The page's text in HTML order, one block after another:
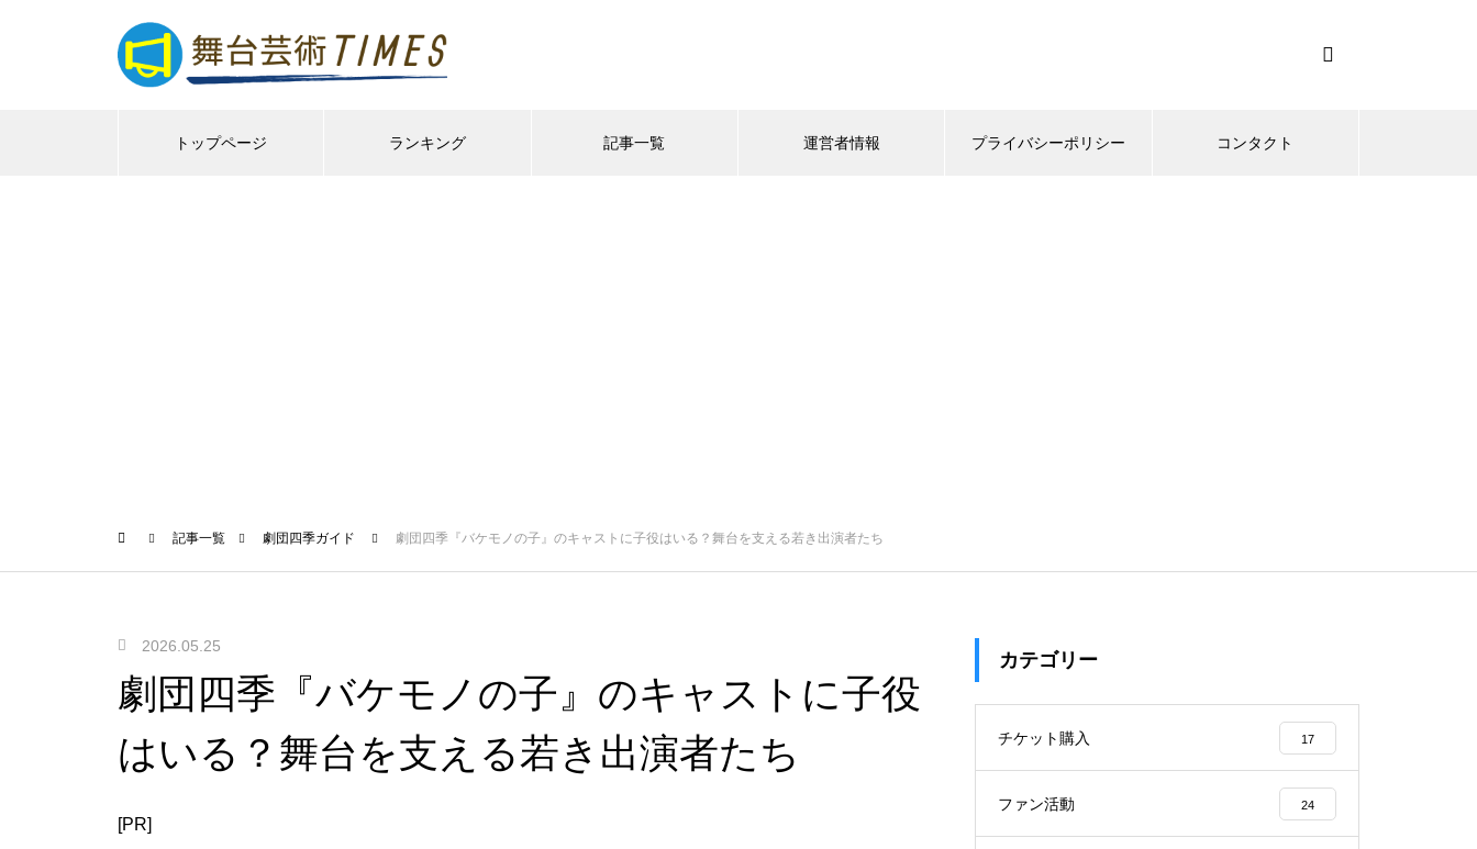
トップページ ランキング 記事一覧 運営者情報 プライバシーポリシー コンタクト
記事一覧 劇団四季ガイド 劇団四季『バケモノの子』のキャストに子役はいる？舞台を支える若き出演者たち
2026.05.25
劇団四季『バケモノの子』のキャストに子役
はいる？舞台を支える若き出演者たち
[PR]
カテゴリー
チケット購入 17
ファン活動 24